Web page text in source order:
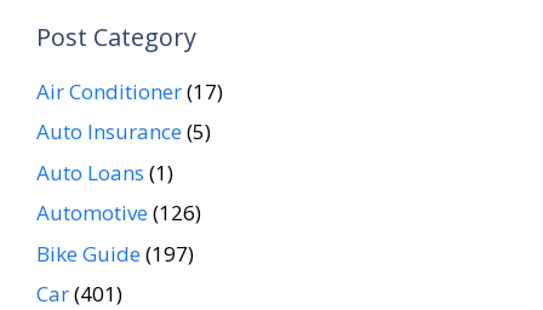
Post Category
Air Conditioner(17)
Auto Insurance(5)
Auto Loans (1)
Automotive(126)
Bike Guide(197)
Car(401)